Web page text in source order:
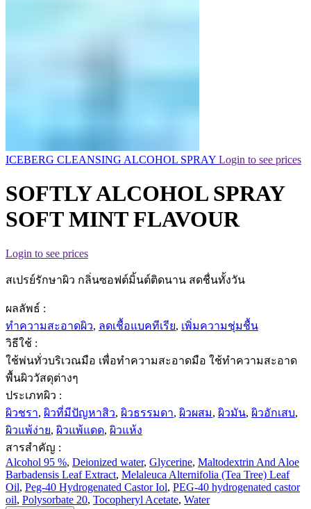
ICEBERG CLEANSING ALCOHOL SPRAY Login to see prices
SOFTLY ALCOHOL SPRAY
SOFT MINT FLAVOUR
Login to see prices
สเปรย์รักษาผิว กลิ่นซอฟต์มิ้นต์ติดนาน สดชื่นทั้งวัน
ผลลัพธ์ :
ทำความสะอาดผิว, ลดเชื้อแบคทีเรีย, เพิ่มความชุ่มชื้น
วิธีใช้ :
ใช้พ่นทั่วบริเวณมือ เพื่อทำความสะอาดมือ ใช้ทำความสะอาด
พื้นผิววัสดุต่างๆ
ประเภทผิว :
ผิวชรา, ผิวที่มีปัญหาสิว, ผิวธรรมดา, ผิวผสม, ผิวมัน, ผิวอักเสบ,
ผิวแพ้ง่าย, ผิวแพ้แดด, ผิวแห้ง
สารสำคัญ :
Alcohol 95 %, Deionized water, Glycerine, Maltodextrin And Aloe
Barbadensis Leaf Extract, Melaleuca Alternifolia (Tea Tree) Leaf
Oil, Peg-40 Hydrogenated Castor Iol, PEG-40 hydrogenated castor
oil, Polysorbate 20, Tocopheryl Acetate, Water